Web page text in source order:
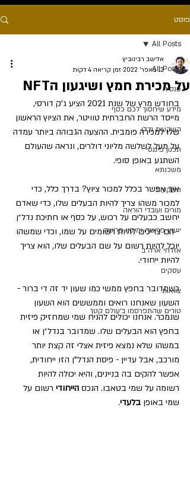
פוסט
All Posts
פנסיה
מידע שיחסוך לכם כסף
השקעות נדלן
תכנון פיננסי
משכנתא
השקעות
מורים ועובדי הוראה
ייעוץ פרישה ומיסוי פרישה
אזרחי ארה״ב
עסקים
צוואות
טורים שהתפרסמו ב׳עולם קטן׳
All Posts
על מכירת חמץ ושיגעון הNFT
אלישב רבינוביץ
12 באפר׳ 2022
זמן קריאה 4 דקות
בחודש מרץ של שנת 2021 הציע ג'ק דורסי,
מייסד הרשת החברתית טוויטר, את הציוץ הראשון
שלו למכירה פומבית. ההצעה הגבוהה ביותר עמדה
על מעל לשלשה מליוני דולרים, ונראה שהעולם
השתגע באופן סופי.
איך אפשר בכלל למכור ציוץ? בדרך כלל, כדי
למכור משהו צריך להיות הבעלים שלו, כדי שאדם
יחשב כבעלים על רכוש, על כסף או חתיכת נדל״ן
- הם צריכים להיות רשומים על שמו, וכדי שמשהו
יוכל להיות רשום על שם הבעלים שלו, הוא צריך
להיות ייחודי.
כשמדובר בחפץ ממשי כמו שעון יד זה די ברור -
השעון שאנחנו רואים וממששים הוא השעון
שנמכר. אנחנו יכולים להניח שמי שמחזיק פיזית
בחפץ הוא הבעלים שלו. שמדובר בנדל״ן או
במשהו שלא נמצא פיזית אצלי זה קצת יותר
מורכב, אבל עדיין - פיסת הנדל"ן הזו ייחודית,
אפשר להקים בה בניינים, והיא יכולה להיות
רשומה על שמי בטאבו. הנכס הייחודי רשום על
שמי באופן בלעדי.